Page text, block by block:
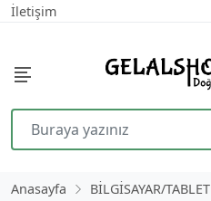
İletişim
Anasayfa BİLGİSAYAR/TABLET